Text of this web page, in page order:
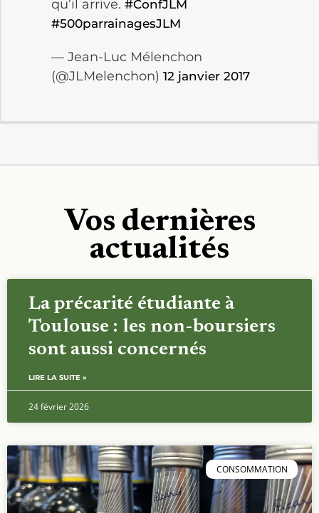
qu’il arrive. #ConfJLM
#500parrainagesJLM
— Jean-Luc Mélenchon
(@JLMelenchon) 12 janvier 2017
Vos dernières
actualités
La précarité étudiante à
Toulouse : les non-boursiers
sont aussi concernés
LIRE LA SUITE »
24 février 2026
CONSOMMATION